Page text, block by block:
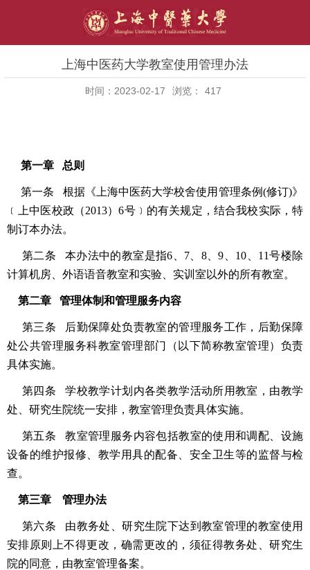
上海中医药大学教室使用管理办法
时间：2023-02-17 浏览： 417
第一章 总则
第一条 根据《上海中医药大学校舍使用管理条例(修订)》
﹝上中医校政（2013）6号﹞的有关规定，结合我校实际，特
制订本办法。
第二条 本办法中的教室是指6、7、8、9、10、11号楼除
计算机房、外语语音教室和实验、实训室以外的所有教室。
第二章 管理体制和管理服务内容
第三条 后勤保障处负责教室的管理服务工作，后勤保障
处公共管理服务科教室管理部门（以下简称教室管理）负责
具体实施。
第四条 学校教学计划内各类教学活动所用教室，由教学
处、研究生院统一安排，教室管理负责具体实施。
第五条 教室管理服务内容包括教室的使用和调配、设施
设备的维护报修、教学用具的配备、安全卫生等的监督与检
查。
第三章 管理办法
第六条 由教务处、研究生院下达到教室管理的教室使用
安排原则上不得更改，确需更改的，须征得教务处、研究生
院的同意，由教室管理备案。